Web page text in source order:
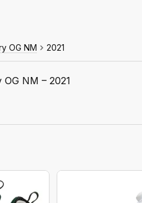
OG NM 2021
NM – 2021